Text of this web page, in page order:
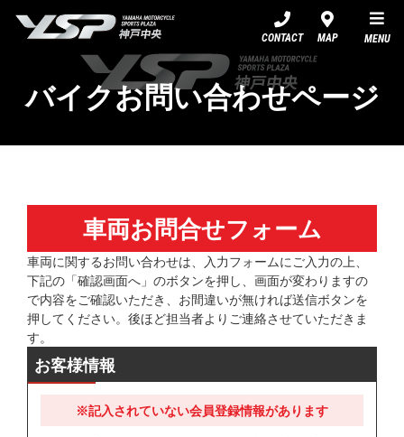
CONTACT MAP MENU
バイクお問い合わせページ
車両お問合せフォーム
車両に関するお問い合わせは、入力フォームにご入力の上、
下記の「確認画面へ」のボタンを押し、画面が変わりますの
で内容をご確認いただき、お間違いが無ければ送信ボタンを
押してください。後ほど担当者よりご連絡させていただきま
す。
お客様情報
※記入されていない会員登録情報があります